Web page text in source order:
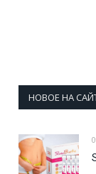
НОВОЕ НА